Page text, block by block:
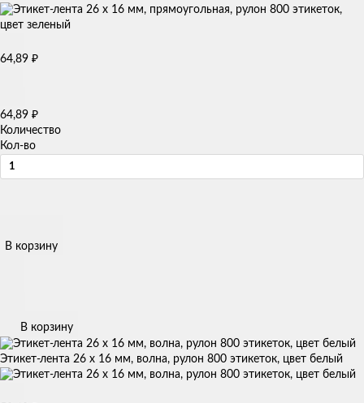
64,89 ₽
64,89 ₽
Количество
Кол-во
В корзину
В корзину
Этикет-лента 26 х 16 мм, волна, рулон 800 этикеток, цвет белый